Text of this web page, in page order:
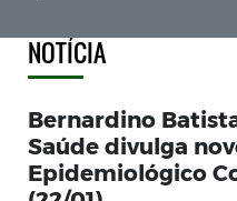
NOTÍCIA
Bernardino
Saúde divulga
Epidemiológico